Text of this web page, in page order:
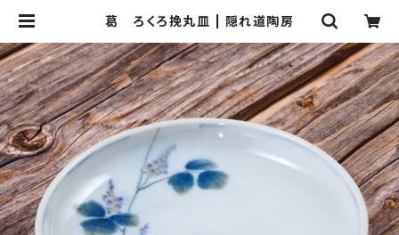
葛 ろくろ挽丸皿 | 隠れ道陶房